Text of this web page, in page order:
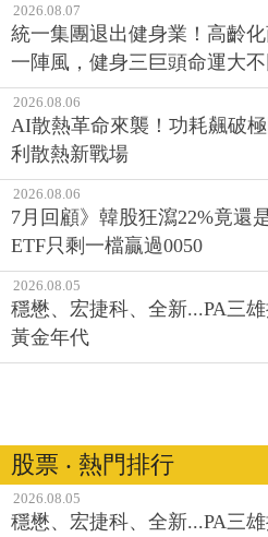
2026.08.07
統一集團退出健身業！高齡
一陣風，健身三巨頭命運大不
2026.08.06
AI散熱革命來襲！功耗飆破
利散熱新戰場
2026.08.06
7月回顧》韓股狂瀉22%竟還
ETF只剩一檔贏過0050
2026.08.05
穩懋、宏捷科、全新...PA三
黃金年代
股票 ‧ 熱門排行
2026.08.05
穩懋、宏捷科、全新...PA三